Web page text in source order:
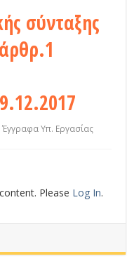
σύνταξης
Έγγραφα Υπ. Εργασίας
Please Log In.